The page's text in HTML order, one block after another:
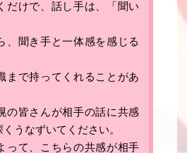
だけで、話し手は、「聞い
、聞き手と一体感を感じる
まで持ってくれることがあ
の皆さんが相手の話に共感
うなずいてください。
って、こちらの共感が相手